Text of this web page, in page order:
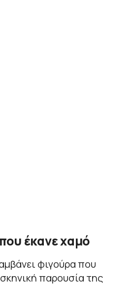
έκανε χαμό
φιγούρα που
παρουσία της